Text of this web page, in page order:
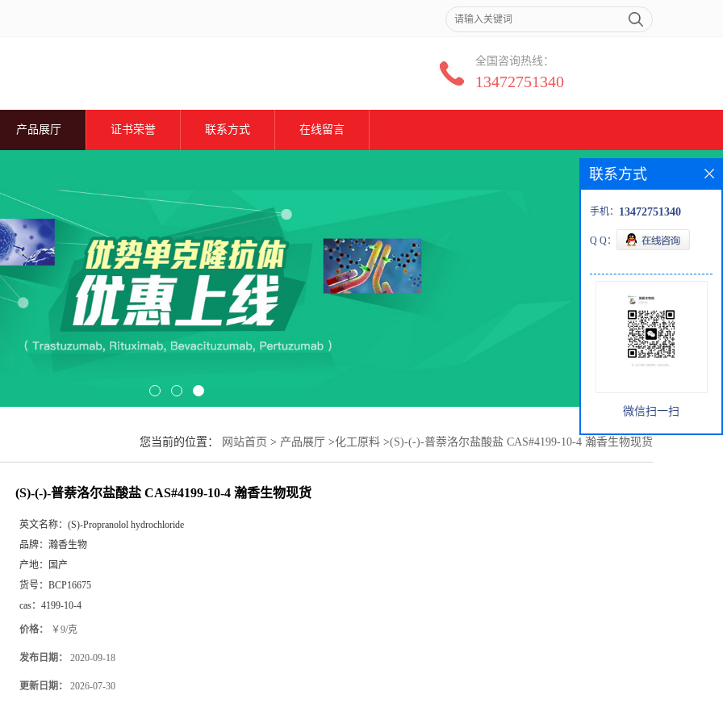
全国咨询热线：
13472751340
产品展厅 证书荣誉 联系方式 在线留言
您当前的位置： 网站首页 > 产品展厅 >化工原料 >(S)-(-)-普萘洛尔盐酸盐 CAS#4199-10-4 瀚香生物现货
(S)-(-)-普萘洛尔盐酸盐 CAS#4199-10-4 瀚香生物现货
英文名称： (S)-Propranolol hydrochloride
品牌： 瀚香生物
产地：
国产
货号： BCP16675
cas： 4199-10-4
价格： ￥9/克
发布日期： 2020-09-18
更新日期： 2026-07-30
联系方式
手机： 13472751340
Q Q：
微信扫一扫